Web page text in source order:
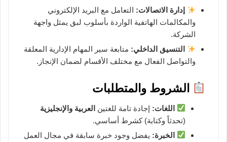
إدارة الاتصالات: التعامل مع البريد الإلكتروني
والمكالمات الهاتفية الواردة بأسلوب لبق يمثل واجهة
الشركة.
التنسيق الداخلي: متابعة سير المهام الإدارية المعلقة
والتواصل الفعال مع مختلف الأقسام لضمان الإنجاز.
الشروط والمتطلبات
اللغات: إجادة تامة للغتين العربية والإنجليزية
(تحدثاً وكتابة) كشرط أساسي.
الخبرة: يفضل وجود خبرة سابقة في مجال العمل